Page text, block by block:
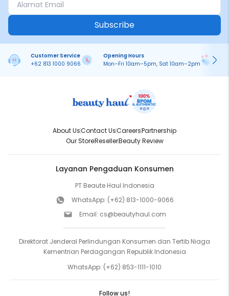
Subscribe
Customer Service
+62 813 1000 9066
Opening Hours
Mon–Fri 10am–5pm, Sat 10am–2pm
About UsContact UsCareersPartnership
Our StoreResellerBeauty Review
Layanan Pengaduan Konsumen
PT Beaute Haul Indonesia
WhatsApp: (+62) 813-1000-9066
Email: cs@beautyhaul.com
Direktorat Jenderal Perlindungan Konsumen dan Tertib Niaga
Kementrian Perdagangan Republik Indonesia
WhatsApp: (+62) 853-1111-1010
Follow us!